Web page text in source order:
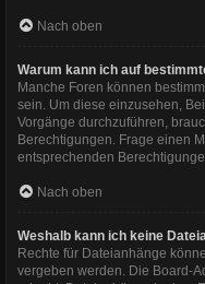
Nach oben
Warum kann ich auf
Manche Foren können
sein. Um diese einzusehen,
Vorgänge durchzuführen,
Berechtigungen. Frage einen
entsprechenden
Nach oben
Weshalb kann ich keine
Rechte für Dateianhänge
vergeben werden. Die Board-